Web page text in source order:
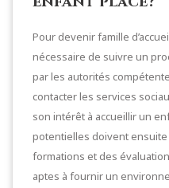
Pour devenir famille
nécessaire de suivre un
par les autorités
contacter les services
son intérêt à accueillir un
potentielles doivent
formations et des
aptes à fournir un